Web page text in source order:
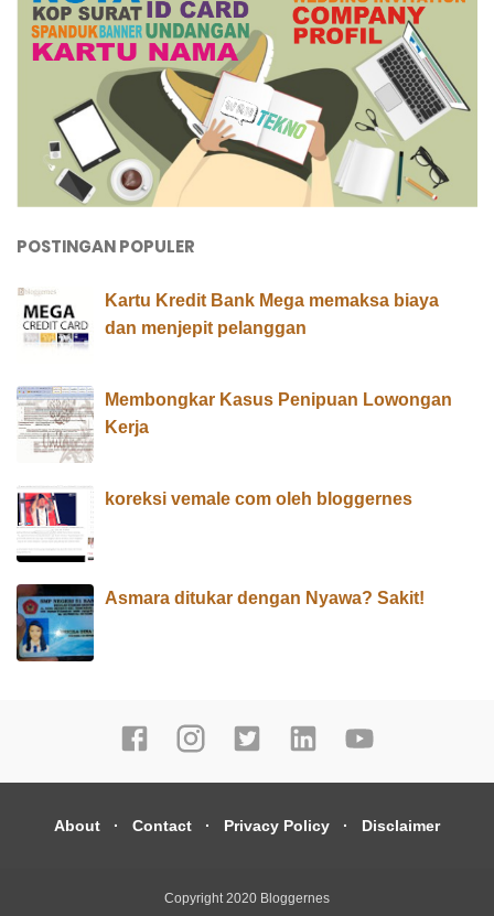
POSTINGAN POPULER
Kartu Kredit Bank Mega memaksa biaya
dan menjepit pelanggan
Membongkar Kasus Penipuan Lowongan
Kerja
koreksi vemale com oleh bloggernes
Asmara ditukar dengan Nyawa? Sakit!
About Contact Privacy Policy Disclaimer
Copyright 2020 Bloggernes